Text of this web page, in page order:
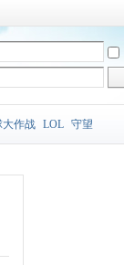
大作战 LOL 守望